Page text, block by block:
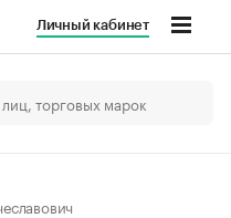
Личный кабинет